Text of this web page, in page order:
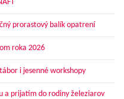
prorastový balík opatrení
roka 2026
i jesenné workshopy
a prijatím do rodiny železiarov